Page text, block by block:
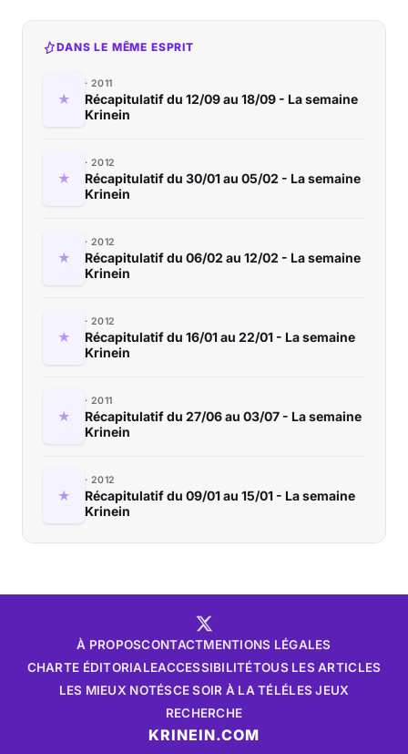
DANS LE MÊME ESPRIT
2011
Récapitulatif du 12/09 au 18/09 - La semaine
Krinein
2012
Récapitulatif du 30/01 au 05/02 - La semaine
Krinein
2012
Récapitulatif du 06/02 au 12/02 - La semaine
Krinein
2012
Récapitulatif du 16/01 au 22/01 - La semaine
Krinein
2011
Récapitulatif du 27/06 au 03/07 - La semaine
Krinein
2012
Récapitulatif du 09/01 au 15/01 - La semaine
Krinein
À PROPOSCONTACTMENTIONS LÉGALES
CHARTE ÉDITORIALEACCESSIBILITÉTOUS LES ARTICLES
LES MIEUX NOTÉSCE SOIR À LA TÉLÉLES JEUX
RECHERCHE
KRINEIN.COM